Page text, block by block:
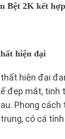
Bệt 2K kết
hiện đại
hiện đại
đẹp mắt, tinh
Phong
có cá